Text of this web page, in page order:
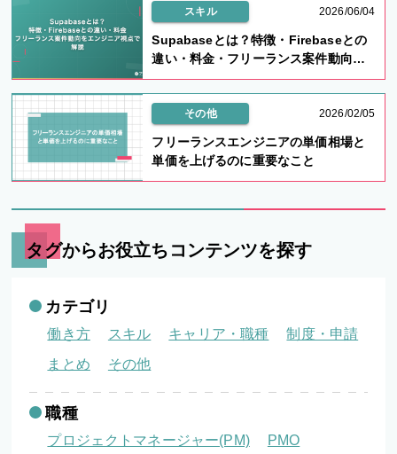
スキル 2026/06/04
Supabaseとは？特徴・Firebaseとの
違い・料金・フリーランス案件動向を
エンジニア視点で解説
その他 2026/02/05
フリーランスエンジニアの単価相場と
単価を上げるのに重要なこと
タグからお役立ちコンテンツを探す
カテゴリ
働き方 スキル キャリア・職種
制度・申請
まとめ
その他
職種
プロジェクトマネージャー(PM)
PMO